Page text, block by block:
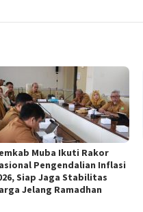
Muba Ikuti Rakor
Pengendalian Inflasi
Siap Jaga Stabilitas
Jelang Ramadhan